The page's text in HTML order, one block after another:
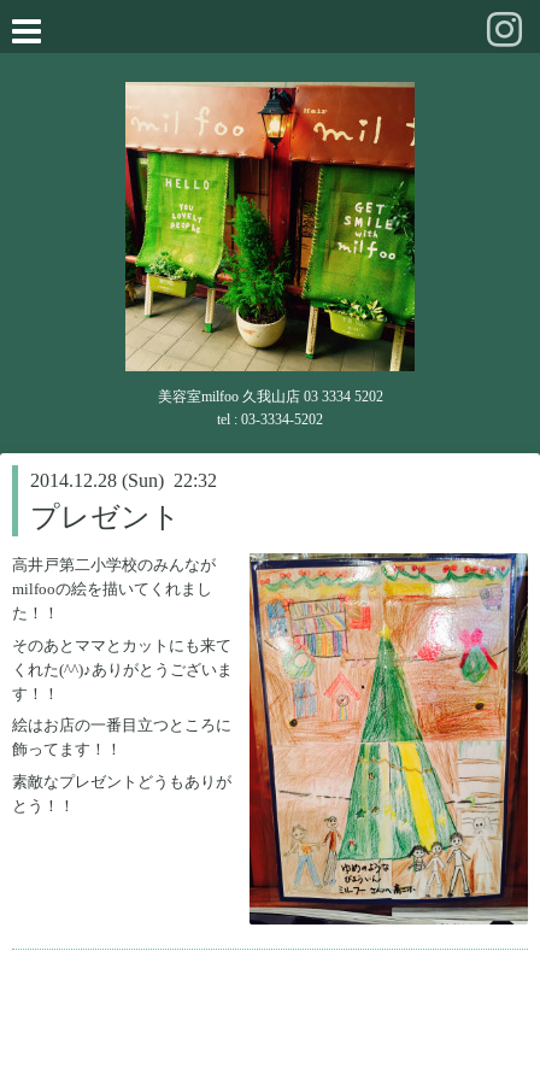
美容室milfoo 久我山店 03 3334 5202
tel : 03-3334-5202
2014.12.28 (Sun) 22:32
プレゼント
高井戸第二小学校のみんなが
milfooの絵を描いてくれまし
た！！
そのあとママとカットにも来て
くれた(^^)♪ありがとうございま
す！！
絵はお店の一番目立つところに
飾ってます！！
素敵なプレゼントどうもありが
とう！！